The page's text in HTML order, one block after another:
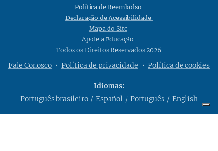
Política de Reembolso
Declaração de Acessibilidade
Mapa do Site
Apoie a Educação
Todos os Direitos Reservados 2026
Fale Conosco Política de privacidade Política de cookies
Idiomas
Português brasileiro
Español Português English